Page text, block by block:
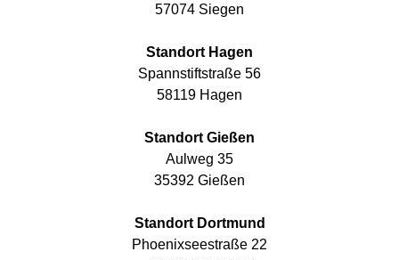
57074 Siegen
Standort Hagen
Spannstiftstraße 56
58119 Hagen
Standort Gießen
Aulweg 35
35392 Gießen
Standort Dortmund
Phoenixseestraße 22